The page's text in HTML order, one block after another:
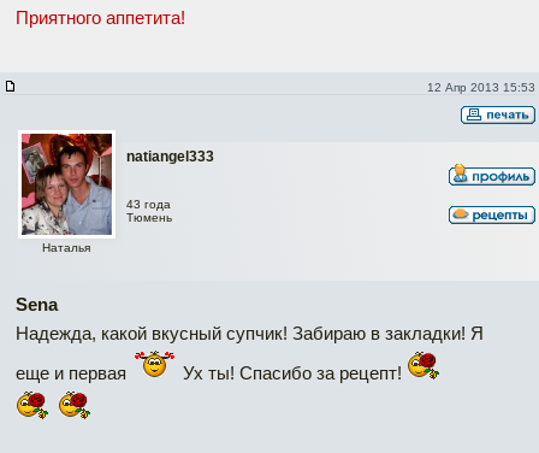
Приятного аппетита!
12 Апр 2013 15:53
natiangel333
Наталья
43 года
Тюмень
Sena
Надежда, какой вкусный супчик! Забираю в закладки! Я
еще и первая
Ух ты! Спасибо за рецепт!